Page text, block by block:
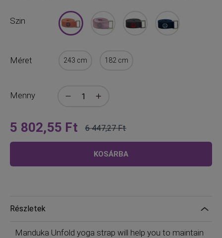
Szin
Méret 243 cm 182 cm
Menny
Olyan
alacsony,
5 802,55 Ft
Normál
6 447,27 Ft
KOSÁRBA
Részletek
Manduka Unfold yoga strap will help you to maintain